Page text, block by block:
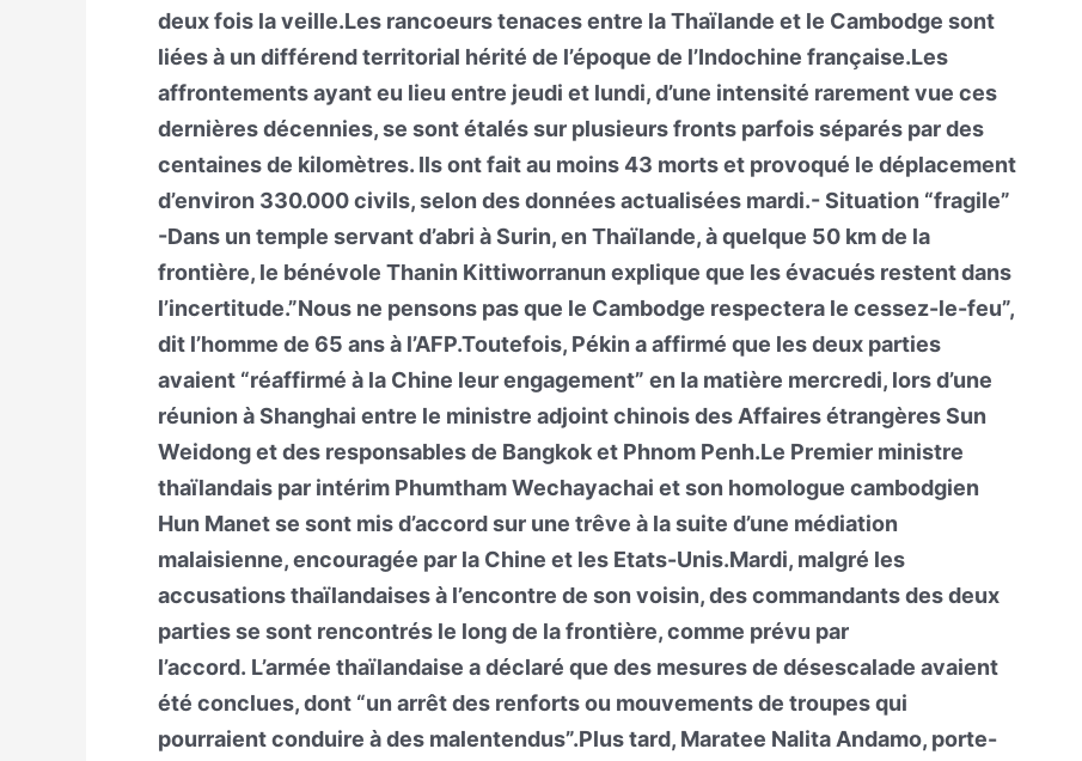
deux fois la veille.Les rancoeurs tenaces entre la Thaïlande et le Cambodge sont
liées à un différend territorial hérité de l’époque de l’Indochine française.Les
affrontements ayant eu lieu entre jeudi et lundi, d’une intensité rarement vue ces
dernières décennies, se sont étalés sur plusieurs fronts parfois séparés par des
centaines de kilomètres. Ils ont fait au moins 43 morts et provoqué le déplacement
d’environ 330.000 civils, selon des données actualisées mardi.- Situation “fragile”
-Dans un temple servant d’abri à Surin, en Thaïlande, à quelque 50 km de la
frontière, le bénévole Thanin Kittiworranun explique que les évacués restent dans
l’incertitude.”Nous ne pensons pas que le Cambodge respectera le cessez-le-feu”,
dit l’homme de 65 ans à l’AFP.Toutefois, Pékin a affirmé que les deux parties
avaient “réaffirmé à la Chine leur engagement” en la matière mercredi, lors d’une
réunion à Shanghai entre le ministre adjoint chinois des Affaires étrangères Sun
Weidong et des responsables de Bangkok et Phnom Penh.Le Premier ministre
thaïlandais par intérim Phumtham Wechayachai et son homologue cambodgien
Hun Manet se sont mis d’accord sur une trêve à la suite d’une médiation
malaisienne, encouragée par la Chine et les Etats-Unis.Mardi, malgré les
accusations thaïlandaises à l’encontre de son voisin, des commandants des deux
parties se sont rencontrés le long de la frontière, comme prévu par
l’accord. L’armée thaïlandaise a déclaré que des mesures de désescalade avaient
été conclues, dont “un arrêt des renforts ou mouvements de troupes qui
pourraient conduire à des malentendus”.Plus tard, Maratee Nalita Andamo, porte-